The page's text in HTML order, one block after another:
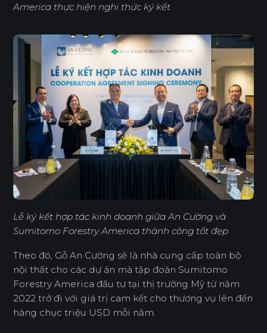
America thực hiện nghi thức ký kết
Lễ ký kết hợp tác kinh doanh giữa An Cường và
Sumitomo Forestry America thành công tốt đẹp
Theo đó, Gỗ An Cường sẽ là nhà cung cấp toàn bộ
nội thất cho các dự án mà tập đoàn Sumitomo
Forestry America đầu tư tại thị trường Mỹ từ năm
2022 trở đi với giá trị cam kết cho thương vụ lên đến
hàng chục triệu USD mỗi năm.